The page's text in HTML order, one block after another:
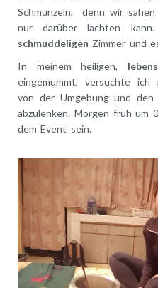
Schmunzeln, denn wir
nur darüber lachten
schmuddeligen Zimmer und
In meinem heiligen,
eingemummt, versuchte ich
von der Umgebung und den
abzulenken. Morgen früh um
dem Event sein.